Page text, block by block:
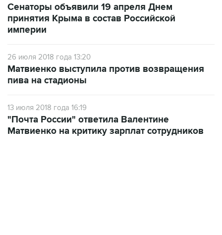
Сенаторы объявили 19 апреля Днем
принятия Крыма в состав Российской
империи
26 июля 2018 года 13:20
Матвиенко выступила против возвращения
пива на стадионы
13 июля 2018 года 16:19
"Почта России" ответила Валентине
Матвиенко на критику зарплат сотрудников